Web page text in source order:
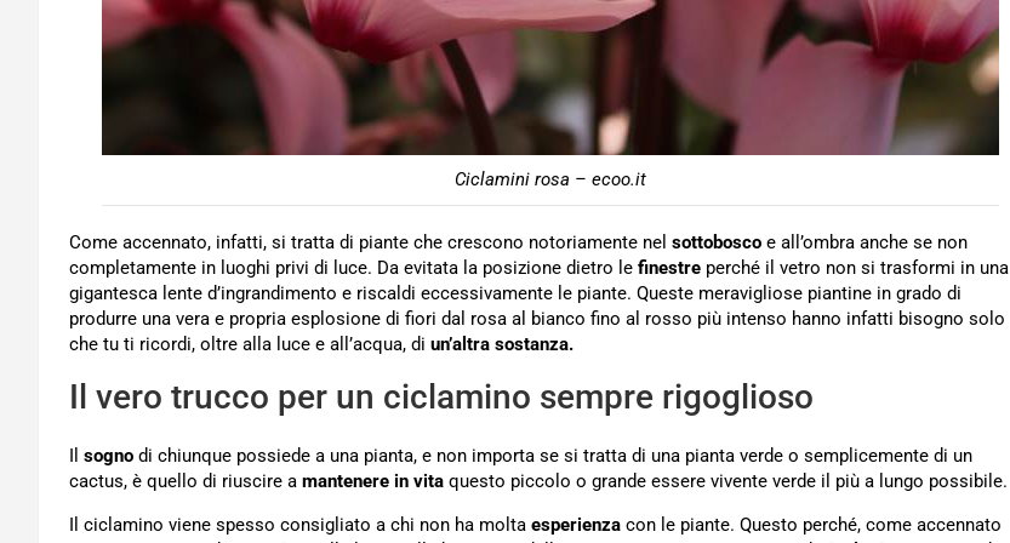
Ciclamini rosa – ecoo.it
Come accennato, infatti, si tratta di piante che crescono notoriamente nel sottobosco e all’ombra anche se non
completamente in luoghi privi di luce. Da evitata la posizione dietro le finestre perché il vetro non si trasformi in una
gigantesca lente d’ingrandimento e riscaldi eccessivamente le piante. Queste meravigliose piantine in grado di
produrre una vera e propria esplosione di fiori dal rosa al bianco fino al rosso più intenso hanno infatti bisogno solo
che tu ti ricordi, oltre alla luce e all’acqua, di un’altra sostanza.
Il vero trucco per un ciclamino sempre rigoglioso
Il sogno di chiunque possiede a una pianta, e non importa se si tratta di una pianta verde o semplicemente di un
cactus, è quello di riuscire a mantenere in vita questo piccolo o grande essere vivente verde il più a lungo possibile.
Il ciclamino viene spesso consigliato a chi non ha molta esperienza con le piante. Questo perché, come accennato